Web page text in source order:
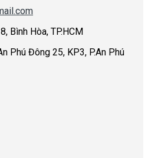
Bình Hòa, TP.HCM
Phú Đông 25, KP3, P.An Phú